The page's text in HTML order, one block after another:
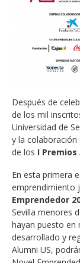
Después de
de los mil
Universidad de
y la colaboración
de los I Premios
En esta primera
emprendimiento
Emprendedor
Sevilla menores
hayan puesto en
desarrollado y
Alumni US,